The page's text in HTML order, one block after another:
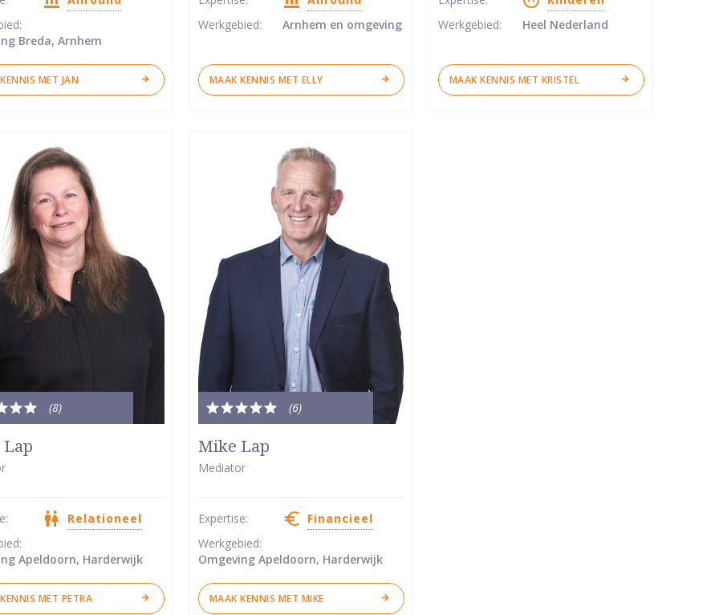
Breda, Arnhem
MET JAN
sterren
Werkgebied:
Arnhem en omgeving
MAAK KENNIS MET ELLY
sterren
Werkgebied:
Heel Nederland
MAAK KENNIS MET KRISTEL
(8)
Lap
Relationeel
Apeldoorn, Harderwijk
MET PETRA
(6)
Totale
waardering:
5
sterren
Mike Lap
Mediator
Expertise:
Financieel
Werkgebied:
Omgeving Apeldoorn, Harderwijk
MAAK KENNIS MET MIKE